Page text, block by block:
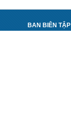
BAN BIÊN TẬP